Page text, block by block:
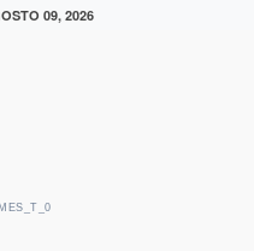
09, 2026